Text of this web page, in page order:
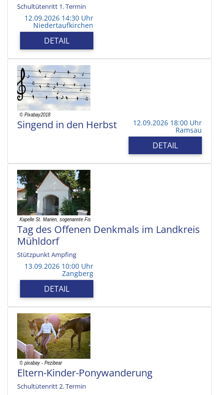
Schultütenritt 1. Termin
12.09.2026 14:30 Uhr
Niedertaufkirchen
DETAIL
Singend in den Herbst 12.09.2026 18:00 Uhr
Ramsau
DETAIL
Tag des Offenen Denkmals im Landkreis
Mühldorf
Stützpunkt Ampfing
13.09.2026 10:00 Uhr
Zangberg
DETAIL
Eltern-Kinder-Ponywanderung
Schultütenritt 2. Termin